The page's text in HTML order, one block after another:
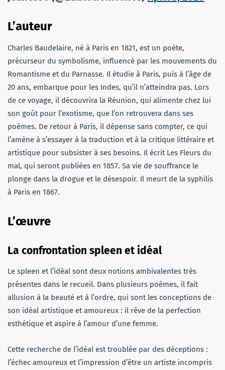
L’auteur
Charles Baudelaire, né à Paris en 1821, est un poète,
précurseur du symbolisme, influencé par les mouvements du
Romantisme et du Parnasse. Il étudie à Paris, puis à l’âge de
20 ans, embarque pour les Indes, qu’il n’atteindra pas. Lors
de ce voyage, il découvrira la Réunion, qui alimente chez lui
son goût pour l’exotisme, que l’on retrouvera dans ses
poèmes. De retour à Paris, il dépense sans compter, ce qui
l’amène à s’essayer à la traduction et à la critique littéraire et
artistique pour subsister à ses besoins. Il écrit Les Fleurs du
mal, qui seront publiées en 1857. Sa vie de souffrance le
plonge dans la drogue et le désespoir. Il meurt de la syphilis
à Paris en 1867.
L’œuvre
La confrontation spleen et idéal
Le spleen et l’idéal sont deux notions ambivalentes très
présentes dans le recueil. Dans plusieurs poèmes, il fait
allusion à la beauté et à l’ordre, qui sont les conceptions de
son idéal artistique et amoureux : il rêve de la perfection
esthétique et aspire à l’amour d’une femme.
Cette recherche de l’idéal est troublée par des déceptions :
l’échec amoureux et l’impression d’être un artiste incompris